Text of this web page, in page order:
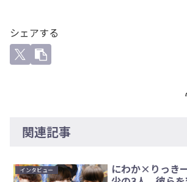
シェアする
関連記事
インタビュー
にわか×りっき